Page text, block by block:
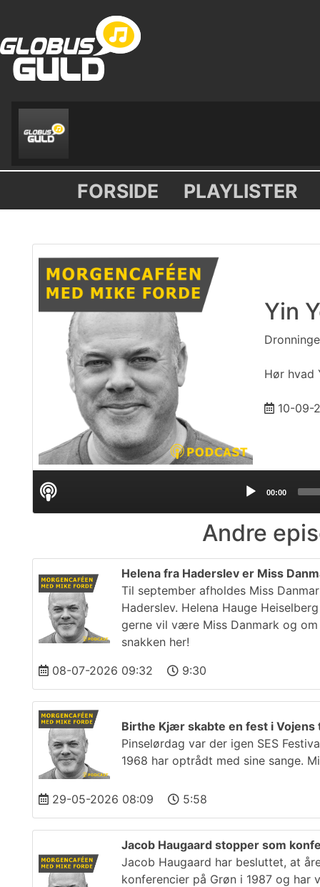
FORSIDE PLAYLISTER
Yin
Hør hvad
10-
Audio
00:00
Andre
Helena fra Haderslev er Miss
Til september afholdes Miss
Haderslev. Helena Hauge
gerne vil være Miss Danmark og
snakken her!
08-07-2026 09:32
9:30
Birthe Kjær skabte en fest i Vojens
Pinselørdag var der igen SES
1968 har optrådt med sine sange.
29-05-2026 08:09 5:58
Jacob Haugaard stopper som
Jacob Haugaard har besluttet, at
konferencier på Grøn i 1987 og